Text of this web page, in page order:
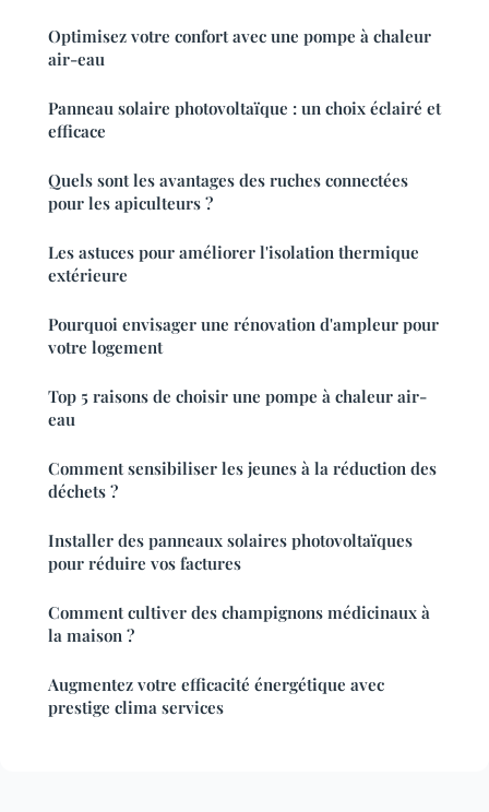
Optimisez votre confort avec une pompe à chaleur
air-eau
Panneau solaire photovoltaïque : un choix éclairé et
efficace
Quels sont les avantages des ruches connectées
pour les apiculteurs ?
Les astuces pour améliorer l'isolation thermique
extérieure
Pourquoi envisager une rénovation d'ampleur pour
votre logement
Top 5 raisons de choisir une pompe à chaleur air-
eau
Comment sensibiliser les jeunes à la réduction des
déchets ?
Installer des panneaux solaires photovoltaïques
pour réduire vos factures
Comment cultiver des champignons médicinaux à
la maison ?
Augmentez votre efficacité énergétique avec
prestige clima services